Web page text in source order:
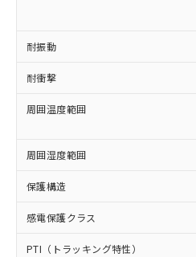
耐振動
耐衝撃
周囲温度範囲
周囲湿度範囲
保護構造
感電保護クラス
PTI（トラッキング特性）
正式な納期状況お
様のお取引先、ま
ムロン制御機器販
オムロン制御機器
販売ネット
事前の承諾なく第
示しないようお願
マイパーツ機能（
ビス）をご利用い
メンバーズにご登
あります。
(PBDE) 1000ppm以下、フタル
ル) (DEHP)(別名：DOP)
（DBP） 1000ppm以下、フ
但し、RoHS指令で産業用監視
フタル酸エステル類の４物質
図的な使用がないことを確認し
※2 対応予定月
部品在庫の切り替え状
月が前後することがあ
ニル類) : 1000ppm、 PBDEs(
イソブチル) : 1000ppm、
DEHP(フタル酸ビス(2-エチル
「ｅ」：有害物質（10
準値以下であることを
「10」：通常の使用状
質が外部に漏えいし、
及ぼさない年数を意味し
当社は規制貨物を
全に破砕するなど
いよう必要な手段
当社は貴社製品を
ル、化学兵器、生
武器並びにこれら
当社は、貴社製品
場合は、上記1、
該第三者に通知し
販売先および販売
り引きをいたしま
一定数以上の
一定数には満
在庫なし(最
いては、お客
たはお客様担
機器販売店・
白
受注生産機種
情報を公開し